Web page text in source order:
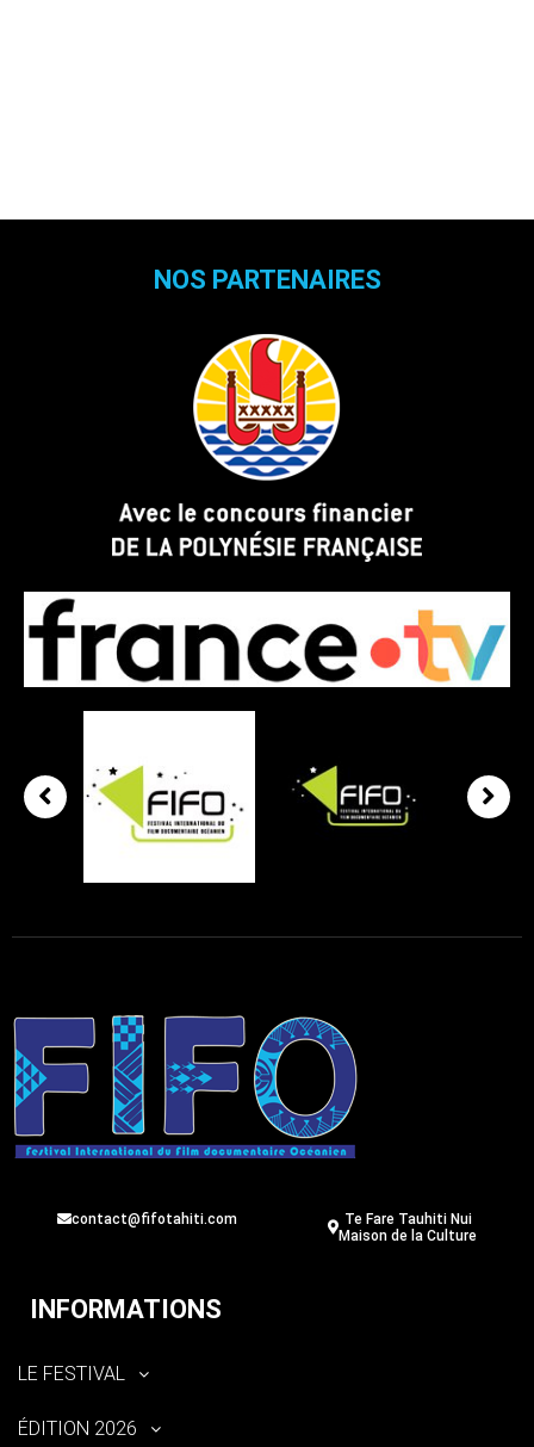
NOS PARTENAIRES
contact@fifotahiti.com
Te Fare Tauhiti Nui
Maison de la Culture
INFORMATIONS
LE FESTIVAL
ÉDITION 2026